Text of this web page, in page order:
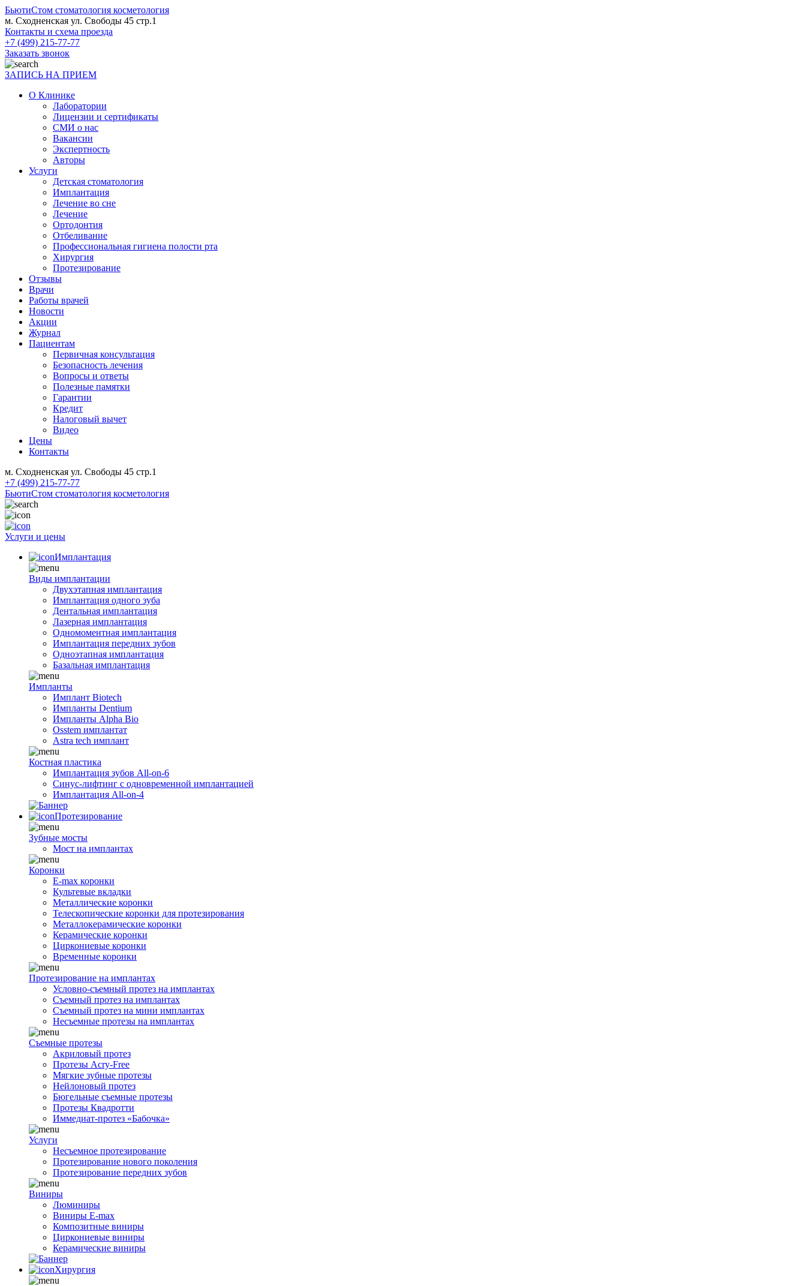
БьютиСтом стоматология косметология
м. Сходненская ул. Свободы 45 стр.1
Контакты и схема проезда
+7 (499) 215-77-77
Заказать звонок
ЗАПИСЬ НА ПРИЕМ
О Клинике
Лаборатории
Лицензии и сертификаты
СМИ о нас
Вакансии
Экспертность
Авторы
Услуги
Детская стоматология
Имплантация
Лечение во сне
Лечение
Ортодонтия
Отбеливание
Профессиональная гигиена полости рта
Хирургия
Протезирование
Отзывы
Врачи
Работы врачей
Новости
Акции
Журнал
Пациентам
Первичная консультация
Безопасность лечения
Вопросы и ответы
Полезные памятки
Гарантии
Кредит
Налоговый вычет
Видео
Цены
Контакты
м. Сходненская ул. Свободы 45 стр.1
+7 (499) 215-77-77
БьютиСтом стоматология косметология
Услуги и цены
Имплантация
Виды имплантации
Двухэтапная имплантация
Имплантация одного зуба
Дентальная имплантация
Лазерная имплантация
Одномоментная имплантация
Имплантация передних зубов
Одноэтапная имплантация
Базальная имплантация
Импланты
Имплант Biotech
Импланты Dentium
Импланты Alpha Bio
Osstem имплантат
Astra tech имплант
Костная пластика
Имплантация зубов All-on-6
Синус-лифтинг с одновременной имплантацией
Имплантация All-on-4
Протезирование
Зубные мосты
Мост на имплантах
Коронки
E-max коронки
Культевые вкладки
Металлические коронки
Телескопические коронки для протезирования
Металлокерамические коронки
Керамические коронки
Циркониевые коронки
Временные коронки
Протезирование на имплантах
Условно-съемный протез на имплантах
Съемный протез на имплантах
Съемный протез на мини имплантах
Несъемные протезы на имплантах
Съемные протезы
Акриловый протез
Протезы Acry-Free
Мягкие зубные протезы
Нейлоновый протез
Бюгельные съемные протезы
Протезы Квадротти
Иммедиат-протез «Бабочка»
Услуги
Несъемное протезирование
Протезирование нового поколения
Протезирование передних зубов
Виниры
Люминиры
Виниры E-max
Композитные виниры
Циркониевые виниры
Керамические виниры
Хирургия